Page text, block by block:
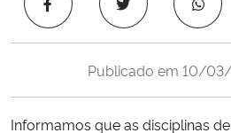
Publicado em 10/03/
Informamos que as disciplinas